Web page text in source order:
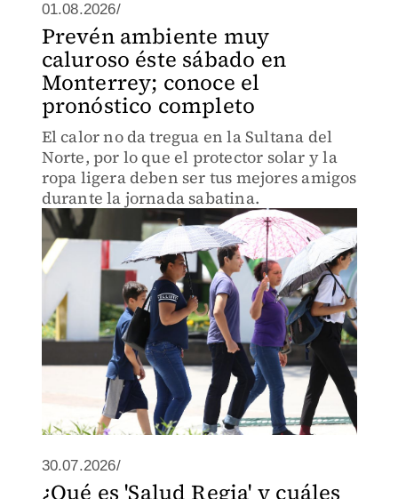
01.08.2026/
Prevén ambiente muy
caluroso éste sábado en
Monterrey; conoce el
pronóstico completo
El calor no da tregua en la Sultana del
Norte, por lo que el protector solar y la
ropa ligera deben ser tus mejores amigos
durante la jornada sabatina.
30.07.2026/
¿Qué es 'Salud Regia' y cuáles